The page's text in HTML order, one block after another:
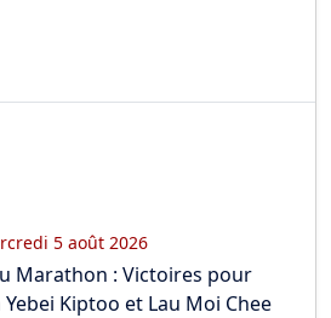
5 août 2026
Marathon : Victoires pour
Yebei Kiptoo et Lau Moi Chee